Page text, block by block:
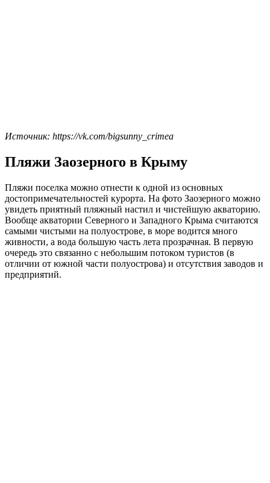
Источник: https://vk.com/bigsunny_crimea
Пляжи Заозерного в Крыму
Пляжи поселка можно отнести к одной из основных
достопримечательностей курорта. На фото Заозерного можно
увидеть приятный пляжный настил и чистейшую акваторию.
Вообще акватории Северного и Западного Крыма считаются
самыми чистыми на полуострове, в море водится много
живности, а вода большую часть лета прозрачная. В первую
очередь это связанно с небольшим потоком туристов (в
отличии от южной части полуострова) и отсутствия заводов и
предприятий.